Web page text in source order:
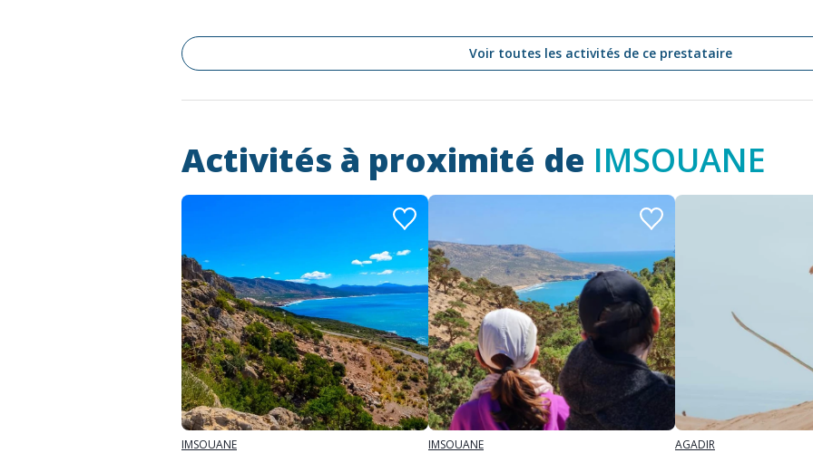
Voir toutes les activités de ce prestataire
Activités à proximité de IMSOUANE
IMSOUANE IMSOUANE AGADIR